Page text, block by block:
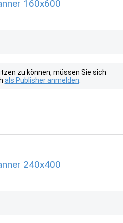
160x600
zu können, müssen Sie sich
als Publisher anmelden
240x400